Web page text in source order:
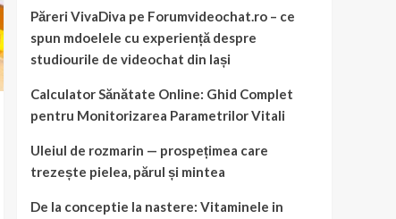
Păreri VivaDiva pe Forumvideochat.ro – ce
spun mdoelele cu experiență despre
studiourile de videochat din Iași
Calculator Sănătate Online: Ghid Complet
pentru Monitorizarea Parametrilor Vitali
Uleiul de rozmarin — prospețimea care
trezește pielea, părul și mintea
De la conceptie la nastere: Vitaminele in